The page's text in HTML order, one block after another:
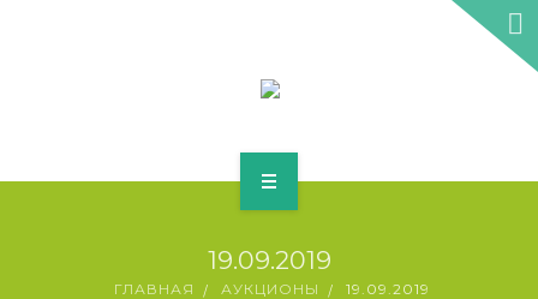
19.09.2019
ГЛАВНАЯ АУКЦИОНЫ 19.09.2019